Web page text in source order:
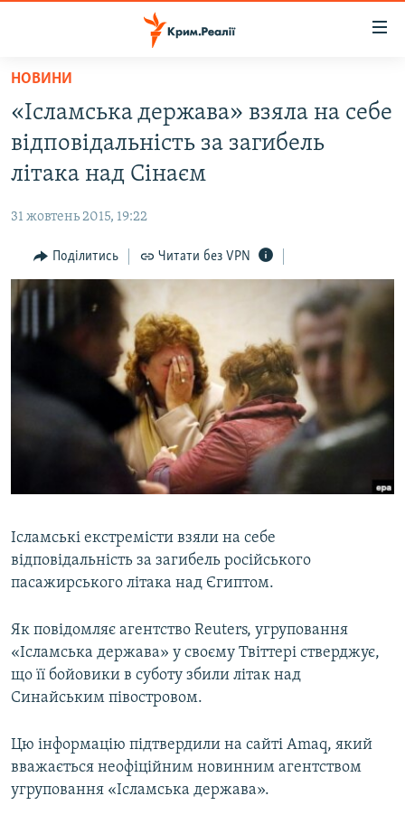
Перейти
основного
матеріалу
Перейти
до
основної
Перейти
до
пошуку
ВІДЕО ТА ФОТО
БЛОГИ
ПОГЛЯД
ІНТЕРВ'Ю
ВСЕ ЗА ДЕНЬ
СПЕЦПРОЕКТИ
ДЕПОРТАЦІЯ
ВІДЕОУРОКИ «ELIFBE»
СВІДЧЕННЯ ОКУПАЦІЇ
УКРАЇНСЬКА ПРОБЛЕМА КРИМУ
ЯК ОБІЙТИ БЛОКУВАННЯ
НОВИНИ
«Ісламська держава» взяла на себе
відповідальність за загибель
літака над Сінаєм
31 жовтень 2015, 19:22
Поділитись Читати без VPN
Ісламські екстремісти взяли на себе
відповідальність за загибель російського
пасажирського літака над Єгиптом.
Як повідомляє агентство Reuters, угруповання
«Ісламська держава» у своєму Твіттері стверджує,
що її бойовики в суботу збили літак над
Синайським півостровом.
Цю інформацію підтвердили на сайті Amaq, який
вважається неофіційним новинним агентством
угруповання «Ісламська держава».